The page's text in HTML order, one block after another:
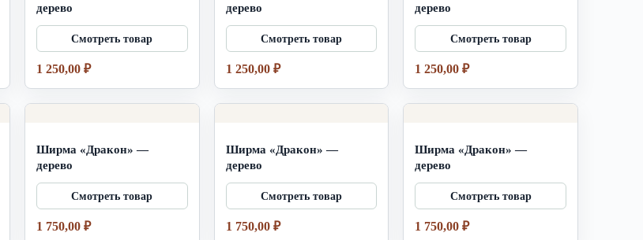
дерево
1 250,00₽
дерево
1 250,00 ₽
дерево
1 250,00₽
Ширма «Дракон» —
дерево
1 750,00₽
Ширма «Дракон» —
дерево
1 750,00 ₽
Ширма «Дракон» —
дерево
1 750,00₽